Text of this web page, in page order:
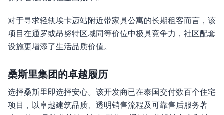
对于寻求轻轨埃卡迈站附近带家具公寓的长期租客而言，该
项目在通罗或昂努特区域同等价位中极具竞争力，社区配套
设施更增添了生活品质价值。
桑斯里集团的卓越履历
选择桑斯里即选择安心。该开发商已在泰国交付数百个住宅
项目，以卓越建筑品质、透明销售流程及可靠售后服务著